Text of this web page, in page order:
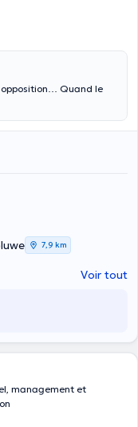
Quand le
7,9 km
Voir tout
management et